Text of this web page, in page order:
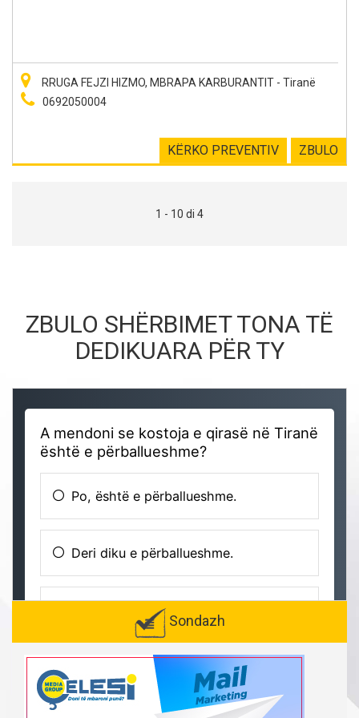
RRUGA FEJZI HIZMO, MBRAPA KARBURANTIT - Tiranë
0692050004
ZBULO
KËRKO PREVENTIV
1 - 10 di 4
ZBULO SHËRBIMET TONA TË
DEDIKUARA PËR TY
Sondazh